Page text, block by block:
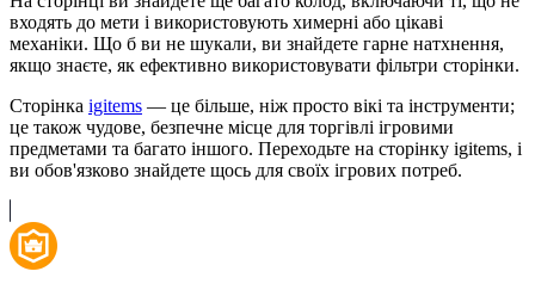
входять до мети і використовують химерні або цікаві
механіки. Що б ви не шукали, ви знайдете гарне натхнення,
якщо знаєте, як ефективно використовувати фільтри сторінки.
Сторінка igitems — це більше, ніж просто вікі та інструменти;
це також чудове, безпечне місце для торгівлі ігровими
предметами та багато іншого. Переходьте на сторінку igitems, і
ви обов'язково знайдете щось для своїх ігрових потреб.